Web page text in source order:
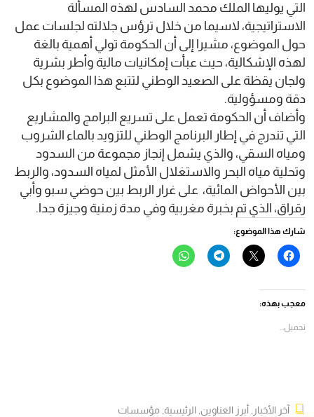
التي يوليها الملك محمد السادس لهذه المسألة
الاستراتيجية، لاسيما من خلال ترؤس جلالته لجلسات عمل
حول الموضوع، مشيرا إلى أن الحكومة تولي أهمية بالغة
لهذه الإشكالية، حيث عبأت إمكانيات مالية وأطر بشرية
ولجان يقظة على الصعيد الوطني لتتبع هذا الموضوع بكل
دقة ومسؤولية.
وأضاف أن الحكومة تعمل على تسريع البرامج والمشاريع
التي تندرج في إطار البرنامج الوطني للتزويد بالماء الشروب
ومياه السقي، والذي يشمل إنجاز مجموعة من السدود
وتحلية مياه البحر والاستغلال الأمثل لمياه السدود، والربط
بين الأحواض المائية، على غرار الربط بين حوضي سبو وأبي
رقراق، الذي تم بخبرة مغربية وفي مدة زمنية وجيزة جدا.
شارك هذا الموضوع:
انقر
للمشاركة
(فتح
في
نافذة
النقر
للمشاركة
انقر
للمشاركة
انقر
للمشاركة
معجب بهذه:
تحميل...
آخر الأخبار , أبرز العناوين, الرئيسية, مؤسسات